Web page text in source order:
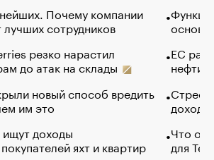
Почему компании
сотрудников
резко нарастил
до атак на склады
новый способ вредить
им это
ищут доходы
яхт и квартир
основ
ЕС
нефти
Что
для